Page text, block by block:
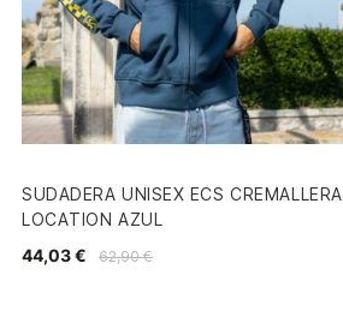
SUDADERA UNISEX ECS CREMALLERA
LOCATION AZUL
62,90 €
44,03 €